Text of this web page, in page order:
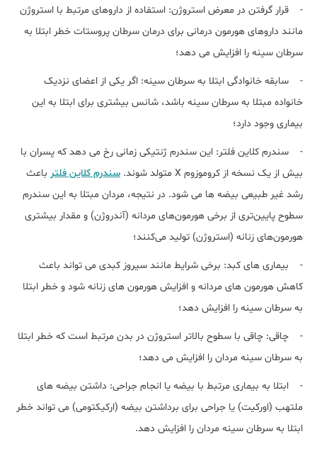
- قرار گرفتن در معرض استروژن: استفاده از داروهای مرتبط با استروژن
مانند داروهای هورمون درمانی برای درمان سرطان پروستات خطر ابتلا به
سرطان سینه را افزایش می دهد؛
- سابقه خانوادگی ابتلا به سرطان سینه: اگر یکی از اعضای نزدیک
خانواده مبتلا به سرطان سینه باشد، شانس بیشتری برای ابتلا به این
بیماری وجود دارد؛
- سندرم کلاین فلتر: این سندرم ژنتیکی زمانی رخ می دهد که پسران با
بیش از یک نسخه از کروموزوم X متولد شوند.
سندرم کلاین فلتر باعث
رشد غیر طبیعی بیضه ها می شود. در نتیجه، مردان مبتلا به این سندرم
سطوح پایین‌تری از برخی هورمون‌های مردانه (آندروژن) و مقدار بیشتری
هورمون‌های زنانه (استروژن) تولید می‌کنند؛
- بیماری های کبد: برخی شرایط مانند سیروز کبدی می تواند باعث
کاهش هورمون های مردانه و افزایش هورمون های زنانه شود و خطر ابتلا
به سرطان سینه را افزایش دهد؛
- چاقی: چاقی با سطوح بالاتر استروژن در بدن مرتبط است که خطر ابتلا
به سرطان سینه مردان را افزایش می دهد؛
- ابتلا به بیماری مرتبط با بیضه یا انجام جراحی: داشتن بیضه های
ملتهب (اورکیت) یا جراحی برای برداشتن بیضه (ارکیکتومی) می تواند خطر
ابتلا به سرطان سینه مردان را افزایش دهد.